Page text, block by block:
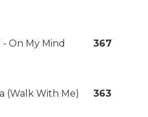
- On My Mind 367
(Walk With Me) 363